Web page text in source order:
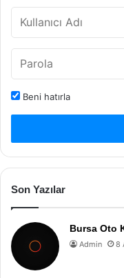
Beni hatırla
Son Yazılar
Bursa Oto
Admin 8